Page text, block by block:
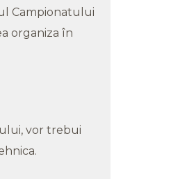
Campionatului
organiza în
vor trebui